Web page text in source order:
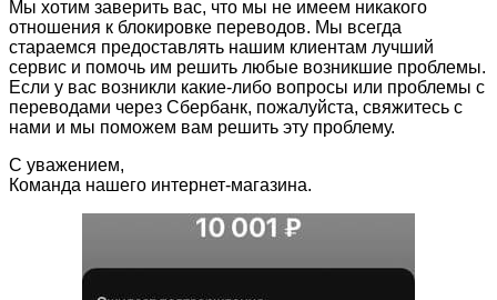
Мы хотим заверить вас, что мы не имеем никакого
отношения к блокировке переводов. Мы всегда
стараемся предоставлять нашим клиентам лучший
сервис и помочь им решить любые возникшие проблемы.
Если у вас возникли какие-либо вопросы или проблемы с
переводами через Сбербанк, пожалуйста, свяжитесь с
нами и мы поможем вам решить эту проблему.
С уважением,
Команда нашего интернет-магазина.